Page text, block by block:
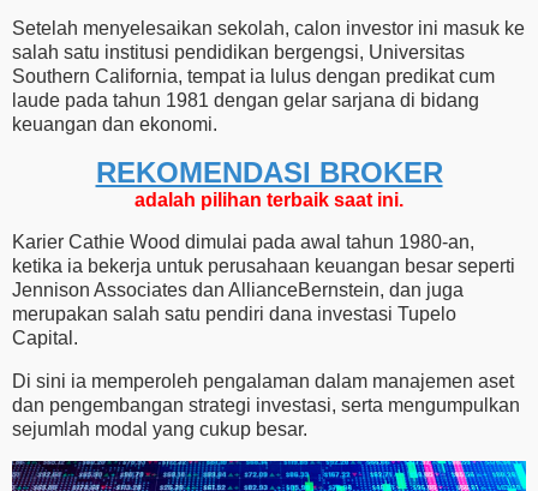
Setelah menyelesaikan sekolah, calon investor ini masuk ke
salah satu institusi pendidikan bergengsi, Universitas
Southern California, tempat ia lulus dengan predikat cum
laude pada tahun 1981 dengan gelar sarjana di bidang
keuangan dan ekonomi.
REKOMENDASI ​​BROKER
adalah pilihan terbaik saat ini.
Karier Cathie Wood dimulai pada awal tahun 1980-an,
ketika ia bekerja untuk perusahaan keuangan besar seperti
Jennison Associates dan AllianceBernstein, dan juga
merupakan salah satu pendiri dana investasi Tupelo
Capital.
Di sini ia memperoleh pengalaman dalam manajemen aset
dan pengembangan strategi investasi, serta mengumpulkan
sejumlah modal yang cukup besar.